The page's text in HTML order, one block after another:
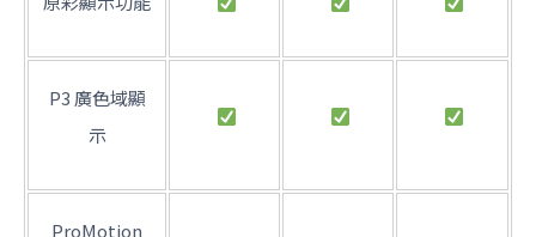
P3 廣色域顯
示
ProMotion